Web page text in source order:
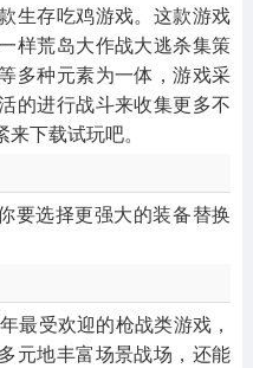
生存吃鸡游戏。这款游戏
样荒岛大作战大逃杀集策
多种元素为一体，游戏采
的进行战斗来收集更多不
下载试玩吧。
要选择更强大的装备替换
最受欢迎的枪战类游戏，
元地丰富场景战场，还能